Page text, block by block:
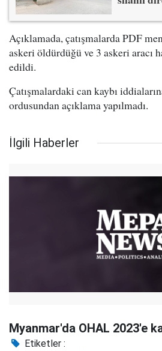
Açıklamada, çatışmalarda PDF
askeri öldürdüğü ve 3 askeri aracı
edildi.
Çatışmalardaki can kaybı
ordusundan açıklama yapılmadı.
İlgili Haberler
Myanmar'da OHAL 2023'e
Etiketler :